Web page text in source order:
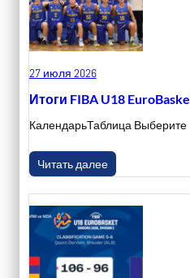
27 июля 2026
Итоги FIBA U18
КалендарьТаблица Выберите
Читать далее